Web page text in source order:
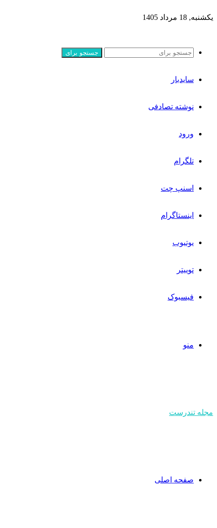
یکشنبه, 18 مرداد 1405
جستجو برای
سایدبار
نوشته تصادفی
ورود
تلگرام
اسنپ چت
اینستاگرام
یوتیوب
توییتر
فیسبوک
منو
مجله تندرست
صفحه اصلی